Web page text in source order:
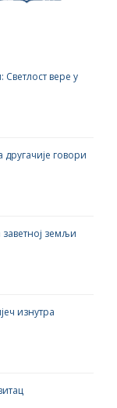
вере у
говори
земљи
изнутра